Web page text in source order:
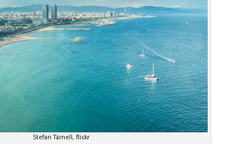
Stefan Tärnell, flickr